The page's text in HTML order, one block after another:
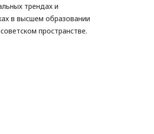
трендах и
в высшем образовании
пространстве.